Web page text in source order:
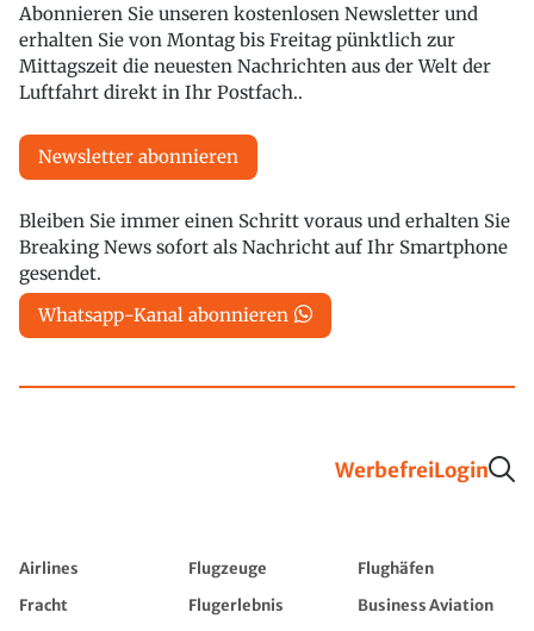
Abonnieren Sie unseren kostenlosen Newsletter und
erhalten Sie von Montag bis Freitag pünktlich zur
Mittagszeit die neuesten Nachrichten aus der Welt der
Luftfahrt direkt in Ihr Postfach..
Newsletter abonnieren
Bleiben Sie immer einen Schritt voraus und erhalten Sie
Breaking News sofort als Nachricht auf Ihr Smartphone
gesendet.
Whatsapp-Kanal abonnieren
WerbefreiLogin
Airlines Flugzeuge
Flughäfen
Fracht
Flugerlebnis
Business Aviation